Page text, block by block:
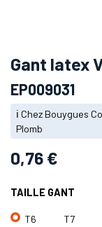
Gant latex
EP009031
ℹ️ Chez Bouygues
Plomb
0,76 €
TAILLE GANT
T6 T7